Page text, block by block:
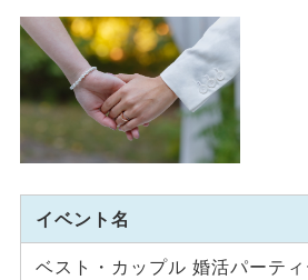
イベント名
ベスト・カップル 婚活パーテ